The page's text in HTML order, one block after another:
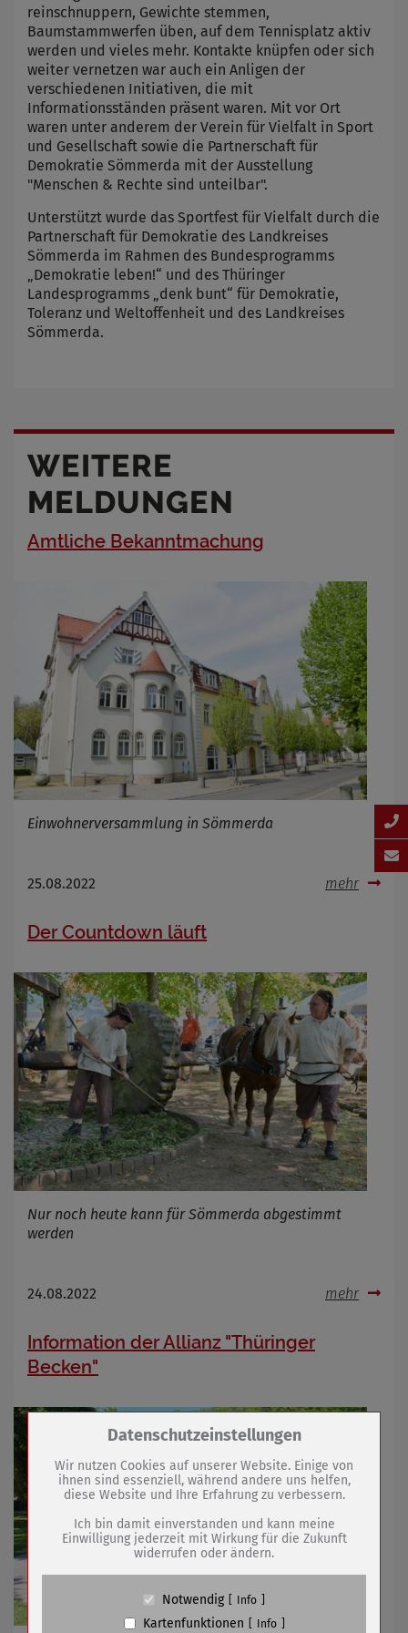
reinschnuppern, Gewichte stemmen,
Baumstammwerfen üben, auf dem Tennisplatz aktiv
werden und vieles mehr. Kontakte knüpfen oder sich
weiter vernetzen war auch ein Anligen der
verschiedenen Initiativen, die mit
Informationsständen präsent waren. Mit vor Ort
waren unter anderem der Verein für Vielfalt in Sport
und Gesellschaft sowie die Partnerschaft für
Demokratie Sömmerda mit der Ausstellung
"Menschen & Rechte sind unteilbar".
Unterstützt wurde das Sportfest für Vielfalt durch die
Partnerschaft für Demokratie des Landkreises
Sömmerda im Rahmen des Bundesprogramms
„Demokratie leben!“ und des Thüringer
Landesprogramms „denk bunt“ für Demokratie,
Toleranz und Weltoffenheit und des Landkreises
Sömmerda.
WEITERE
MELDUNGEN
Amtliche Bekanntmachung
Einwohnerversammlung in Sömmerda
25.08.2022 mehr
Der Countdown läuft
Nur noch heute kann für Sömmerda abgestimmt
werden
24.08.2022 mehr
Information der Allianz "Thüringer
Becken"
Zum Betrieb der Seite notwendige Cookies /
Name
PHP Session Cookie
Anbieter
Eigentümer dieser Website (Wenko-
Wenselaar GmbH & Co. KG)
Absicherung Kontaktformular / SPAM
Datenschutzeinstellungen
Wir nutzen Cookies auf unserer Website. Einige von
ihnen sind essenziell, während andere uns helfen,
diese Website und Ihre Erfahrung zu verbessern.
Ich bin damit einverstanden und kann meine
Einwilligung jederzeit mit Wirkung für die Zukunft
widerrufen oder ändern.
Notwendig Info
Kartenfunktionen Info